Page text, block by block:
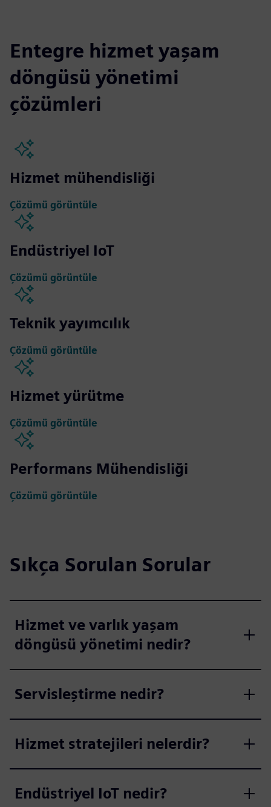
Entegre hizmet yaşam
döngüsü yönetimi
çözümleri
Hizmet mühendisliği
Çözümü görüntüle
Endüstriyel IoT
Çözümü görüntüle
Teknik yayımcılık
Çözümü görüntüle
Hizmet yürütme
Çözümü görüntüle
Performans Mühendisliği
Çözümü görüntüle
Sıkça Sorulan Sorular
Hizmet ve varlık yaşam
döngüsü yönetimi nedir?
Servisleştirme nedir?
Hizmet stratejileri nelerdir?
Endüstriyel IoT nedir?